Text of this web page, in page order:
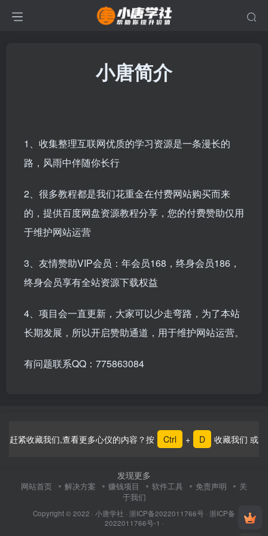
小唐简介
1、收集整理互联网优质的学习资源是一条漫长的
路，风雨中伴随你长行
2、很多教程都是我们花重金在付费网站购买而来
的，提供百度网盘资源教程分享，您的付费赞助仅用
于维护网站运营
3、友情赞助VIP会员：年会员168，终身会员186，
终身会员享有全站资源下载权益
4、项目会一直更新，大家可以少走弯路，为了本站
长期发展，所以开启赞助通道，用于维护网站运营。
有问题联系QQ ： 775863084
赶紧收藏我们,查看更多心仪的内容？按 Ctrl + D 收藏我们 或
发现更多
网站首页 解决方案 赚钱项目 软件工具 免责声明
关
于我们
Copyright © 2022 · 小唐学社 · 浙ICP备2022011766号 · 浙ICP备
2022011766号-1 ·